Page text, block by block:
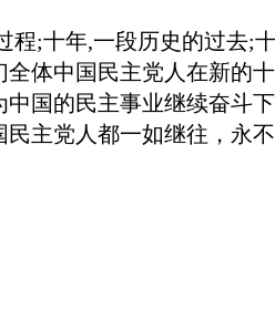
程;十年,一段历史的过去;
体中国民主党人在新的
中国的民主事业继续奋斗
主党人都一如继往，永